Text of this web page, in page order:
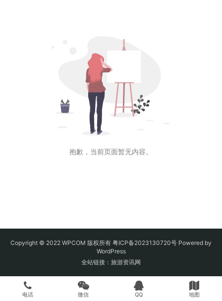
抱歉，当前页面暂无内容。
Copyright © 2022 WPCOM 版权所有 粤ICP备2023130720号 Powered by
WordPress
全站链接： 旅游资讯网
电话 微信 QQ 地图